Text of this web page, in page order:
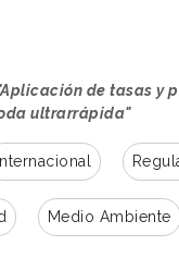
de tasas y
ultrarrápida"
Internacional
Medio Ambiente